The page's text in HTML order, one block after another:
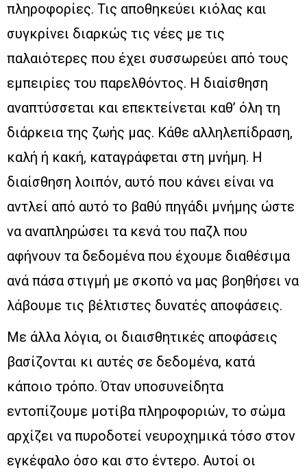
πληροφορίες. Τις αποθηκεύει κιόλας και
συγκρίνει διαρκώς τις νέες με τις
παλαιότερες που έχει συσσωρεύει από τους
εμπειρίες του παρελθόντος. Η διαίσθηση
αναπτύσσεται και επεκτείνεται καθ’ όλη τη
διάρκεια της ζωής μας. Κάθε αλληλεπίδραση,
καλή ή κακή, καταγράφεται στη μνήμη. Η
διαίσθηση λοιπόν, αυτό που κάνει είναι να
αντλεί από αυτό το βαθύ πηγάδι μνήμης ώστε
να αναπληρώσει τα κενά του παζλ που
αφήνουν τα δεδομένα που έχουμε διαθέσιμα
ανά πάσα στιγμή με σκοπό να μας βοηθήσει να
λάβουμε τις βέλτιστες δυνατές αποφάσεις.
Με άλλα λόγια, οι διαισθητικές αποφάσεις
βασίζονται κι αυτές σε δεδομένα, κατά
κάποιο τρόπο. Όταν υποσυνείδητα
εντοπίζουμε μοτίβα πληροφοριών, το σώμα
αρχίζει να πυροδοτεί νευροχημικά τόσο στον
εγκέφαλο όσο και στο έντερο. Αυτοί οι